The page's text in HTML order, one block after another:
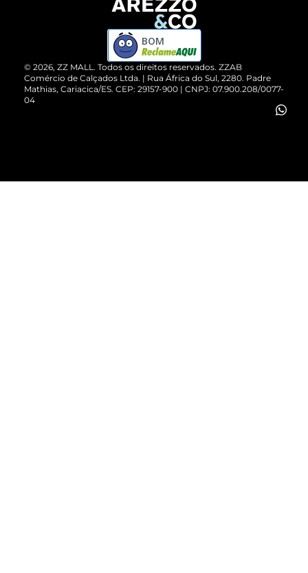
ZZ MALL é confiável
Cartão Presente
Vendas Corporativas
Devolução do Produto
Compre pelo WhatsApp
© 2026, ZZ MALL. Todos os direitos reservados. ZZAB
Comércio de Calçados Ltda. | Rua África do Sul, 2280. Padre
Mathias, Cariacica/ES. CEP: 29157-900 | CNPJ: 07.900.208/0077-
04
BOM